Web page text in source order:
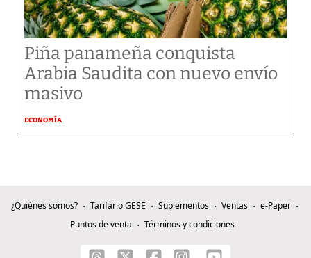
Piña panameña conquista
Arabia Saudita con nuevo envío
masivo
ECONOMÍA
¿Quiénes somos? Tarifario GESE Suplementos Ventas
e-Paper
Puntos de venta
Términos y condiciones